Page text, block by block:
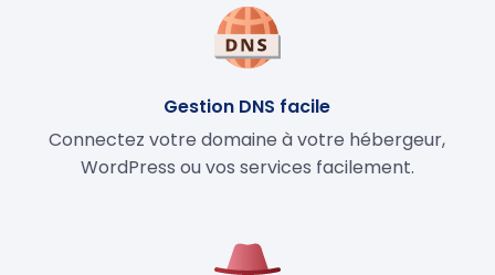
Gestion DNS facile
Connectez votre domaine à votre hébergeur,
WordPress ou vos services facilement.